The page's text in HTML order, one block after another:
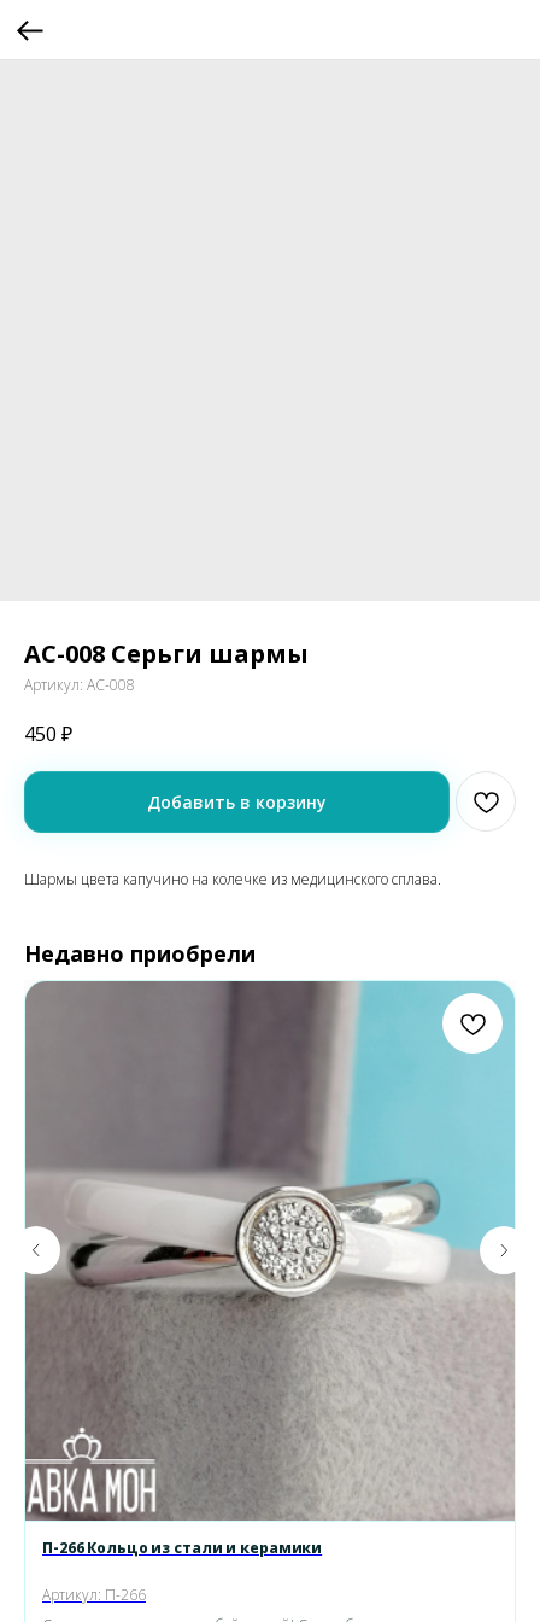
АС-008 Серьги шармы
Артикул: АС-008
450 ₽
Добавить в корзину
Шармы цвета капучино на колечке из медицинского сплава.
Недавно приобрели
П-266 Кольцо из стали и керамики
Артикул: П-266